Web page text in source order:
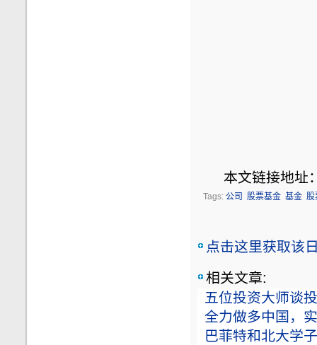
本文链接地址
Tags: 公司 股票基金 基金 股
点击这里获取该
相关文章:
五位投资大师谈
全力做多中国，
巴菲特和北大学